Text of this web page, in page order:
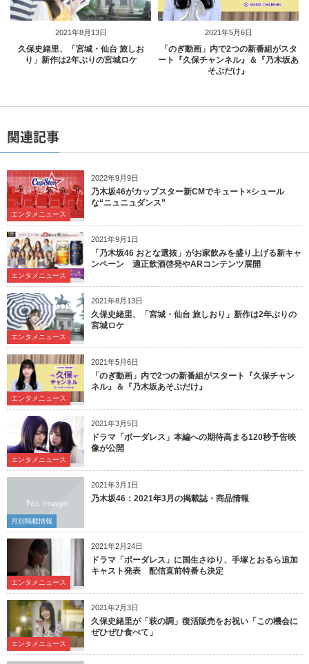
2021年8月13日
久保史緒里、「宮城・仙台 旅しお
り」新作は2年ぶりの宮城ロケ
2021年5月6日
「のぎ動画」内で2つの新番組がスタ
ート『久保チャンネル』＆『乃木坂あ
そぶだけ』
関連記事
2022年9月9日
エンタメニュース
乃木坂46がカップスター新CMでキュート×シュール
な“ニュニュダンス”
2021年9月1日
エンタメニュース
「乃木坂46 おとな選抜」がお家飲みを盛り上げる新キャ
ンペーン 適正飲酒啓発やARコンテンツ展開
2021年8月13日
エンタメニュース
久保史緒里、「宮城・仙台 旅しおり」新作は2年ぶりの
宮城ロケ
2021年5月6日
エンタメニュース
「のぎ動画」内で2つの新番組がスタート『久保チャン
ネル』＆『乃木坂あそぶだけ』
2021年3月5日
エンタメニュース
ドラマ「ボーダレス」本編への期待高まる120秒予告映
像が公開
2021年3月1日
月別掲載情報
乃木坂46：2021年3月の掲載誌・商品情報
2021年2月24日
エンタメニュース
ドラマ「ボーダレス」に国生さゆり、手塚とおるら追加
キャスト発表 配信直前特番も決定
2021年2月3日
エンタメニュース
久保史緒里が「萩の調」復活販売をお祝い「この機会に
ぜひぜひ食べて」